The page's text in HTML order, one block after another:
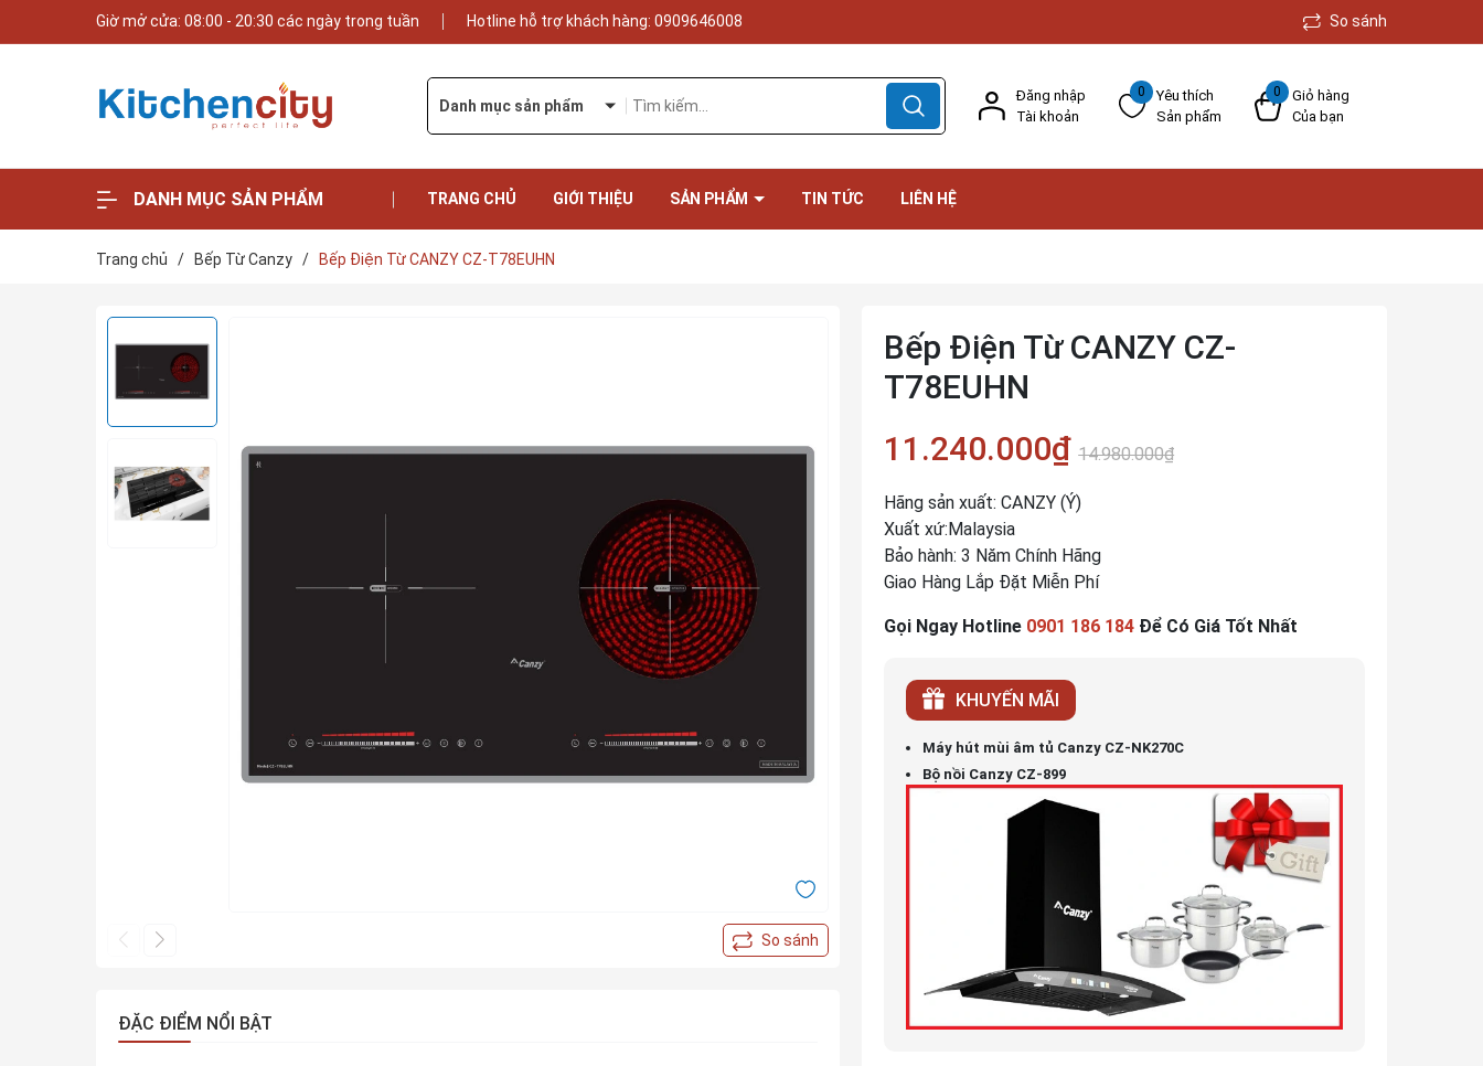
Giờ mở cửa: 08:00 - 20:30 các ngày trong tuần Hotline hỗ trợ khách hàng: 0909646008 So sánh
Danh mục sản phẩm
Đăng nhập
Tài khoản
0
Yêu thích
Sản phẩm
0
Giỏ hàng
Của bạn
DANH MỤC SẢN PHẨM TRANG CHỦ GIỚI THIỆU SẢN PHẨM TIN TỨC LIÊN HỆ
Trang chủ / Bếp Từ Canzy / Bếp Điện Từ CANZY CZ-T78EUHN
ĐẶC ĐIỂM NỔI BẬT
Bếp Điện Từ CANZY CZ-
T78EUHN
11.240.000₫ 14.980.000₫
Hãng sản xuất: CANZY (Ý)
Xuất xứ:Malaysia
Bảo hành: 3 Năm Chính Hãng
Giao Hàng Lắp Đặt Miễn Phí
Gọi Ngay Hotline 0901 186 184 Để Có Giá Tốt Nhất
KHUYẾN MÃI
Máy hút mùi âm tủ Canzy CZ-NK270C
Bộ nồi Canzy CZ-899